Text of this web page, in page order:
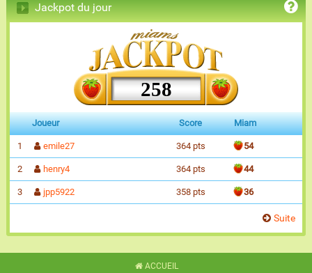
Jackpot du jour
258
Joueur Score Miam
1 emile27 364 pts 54
2 henry4 364 pts 44
3 jpp5922 358 pts 36
Suite
ACCUEIL